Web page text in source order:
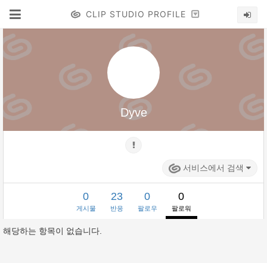
CLIP STUDIO PROFILE
Dyve
서비스에서 검색
0
게시물
23
반응
0
팔로우
0
팔로워
해당하는 항목이 없습니다.